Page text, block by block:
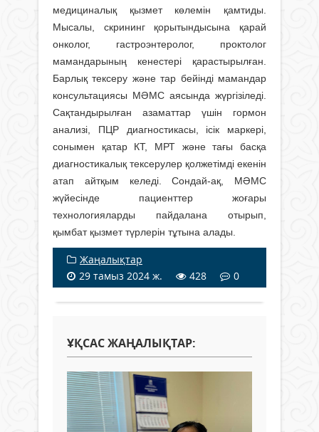
медициналық қызмет көлемін қамтиды.
Мысалы, скрининг қорытындысына қарай
онколог, гастроэнтеролог, проктолог
мамандарының кенестері қарастырылған.
Барлық тексеру және тар бейінді мамандар
консультациясы МӘМС аясында жүргізіледі.
Сақтандырылған азаматтар үшін гормон
анализі, ПЦР диагностикасы, ісік маркері,
сонымен қатар КТ, МРТ және тағы басқа
диагностикалық тексерулер қолжетімді екенін
атап айтқым келеді. Сондай-ақ, МӘМС
жүйесінде пациенттер жоғары
технологияларды пайдалана отырып,
қымбат қызмет түрлерін тұтына алады.
Жаңалықтар
29 тамыз 2024 ж.
428 0
ҰҚСАС ЖАҢАЛЫҚТАР: